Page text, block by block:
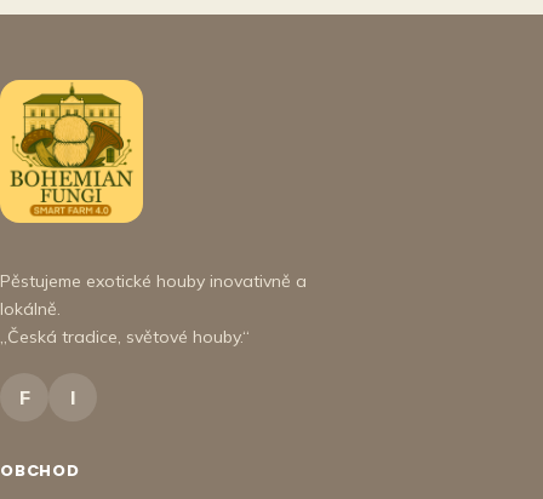
Pěstujeme exotické houby inovativně a
lokálně.
„Česká tradice, světové houby.“
F I
OBCHOD